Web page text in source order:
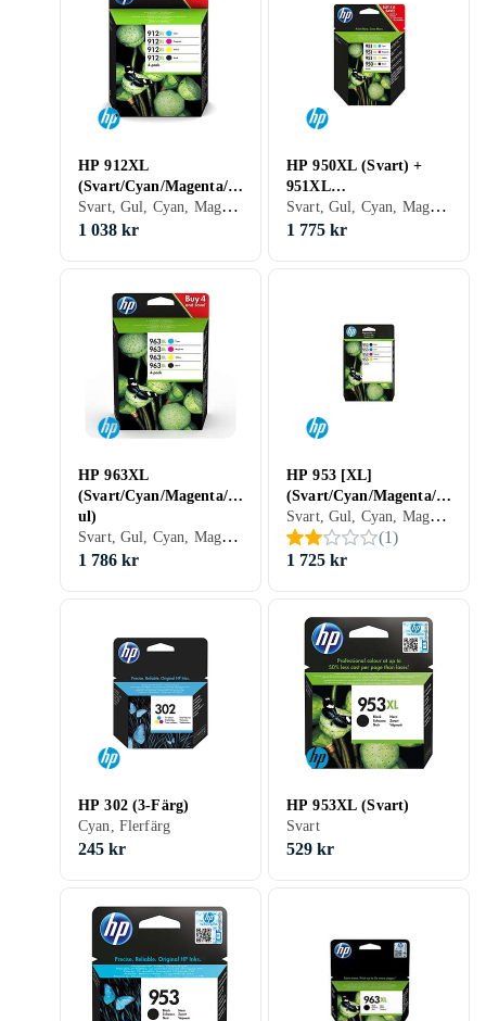
HP 912XL
(Svart/Cyan/Magenta/G
ul)
Svart, Gul, Cyan, Magenta
1 038 kr
HP 950XL (Svart) +
951XL
(Cyan/Magenta/Gul) Svart, Gul, Cyan, Magenta
1 775 kr
HP 963XL
(Svart/Cyan/Magenta/G
ul)
Svart, Gul, Cyan, Magenta
1 786 kr
HP 953 [XL]
(Svart/Cyan/Magenta/G
ul) Multipack
Svart, Gul, Cyan, Magenta
(1)
1 725 kr
HP 302 (3-Färg)
Cyan, Flerfärg
245 kr
HP 953XL (Svart)
Svart
529 kr